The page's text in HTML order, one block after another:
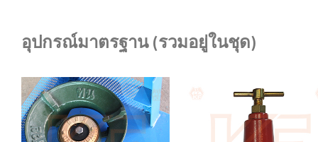
อุปกรณ์มาตรฐาน (รวมอยู่ในชุด)